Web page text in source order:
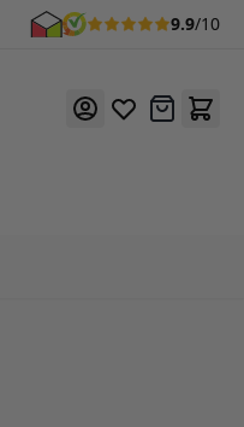
9.9/10
Offerte